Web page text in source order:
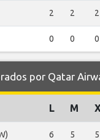
2 2 2
0 0 0
por Qatar
L M
6 5 5